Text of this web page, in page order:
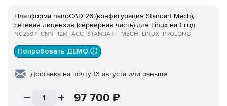
Платформа nanoCAD 26 (конфигурация Standart Mech),
сетевая лицензия (серверная часть) для Linux на 1 год
NC260P_CNN_12M_ACC_STANDART_MECH_LINUX_PROLONG
Попробовать ДЕМО ⓘ
Доставка на почту 13 августа или раньше
97 700 ₽